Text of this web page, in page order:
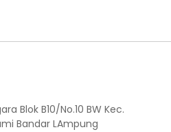
Blok B10/No.10 BW Kec.
Bandar LAmpung